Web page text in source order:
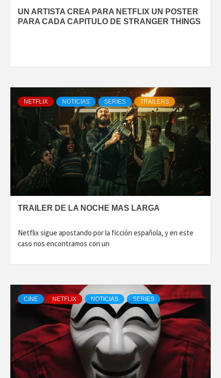
UN ARTISTA CREA PARA NETFLIX UN POSTER
PARA CADA CAPITULO DE STRANGER THINGS
NETFLIX NOTICIAS SERIES TRAILERS
TRAILER DE LA NOCHE MAS LARGA
Netflix sigue apostando por la ficción española, y en este
caso nos encontramos con un
CINE NETFLIX NOTICIAS SERIES